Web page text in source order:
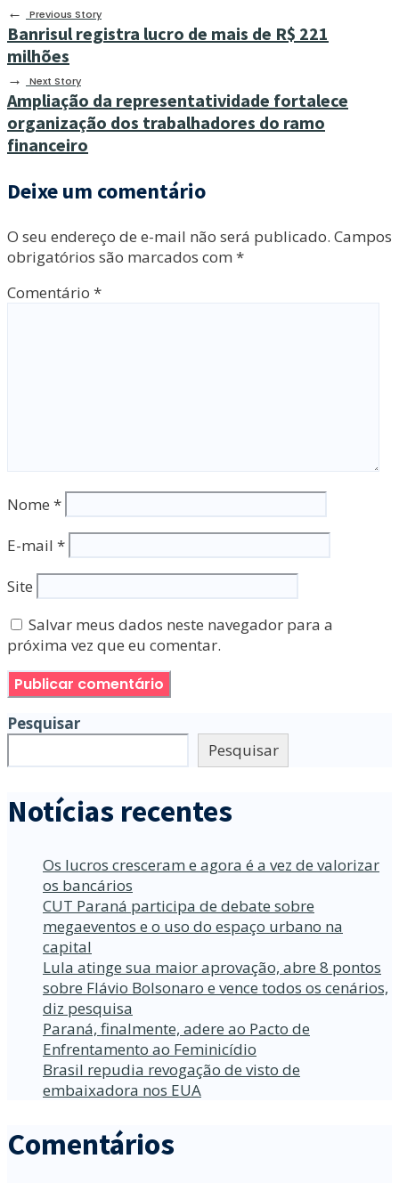
←
Previous Story
Banrisul registra lucro de mais de R$ 221
milhões
→ Next Story
Ampliação da representatividade fortalece
organização dos trabalhadores do ramo
financeiro
Deixe um comentário
O seu endereço de e-mail não será publicado. Campos
obrigatórios são marcados com *
Comentário *
Nome *
E-mail *
Site
Salvar meus dados neste navegador para a
próxima vez que eu comentar.
Pesquisar
Pesquisar
Notícias recentes
Os lucros cresceram e agora é a vez de valorizar
os bancários
CUT Paraná participa de debate sobre
megaeventos e o uso do espaço urbano na
capital
Lula atinge sua maior aprovação, abre 8 pontos
sobre Flávio Bolsonaro e vence todos os cenários,
diz pesquisa
Paraná, finalmente, adere ao Pacto de
Enfrentamento ao Feminicídio
Brasil repudia revogação de visto de
embaixadora nos EUA
Comentários